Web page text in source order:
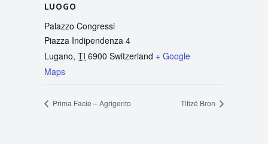
LUOGO
Palazzo Congressi
Piazza Indipendenza 4
Lugano, TI 6900 Switzerland + Google
Maps
Prima Facie – Agrigento Titizé Bron